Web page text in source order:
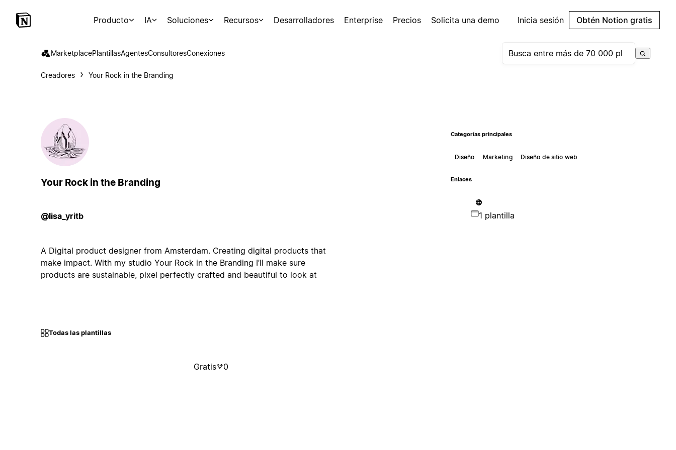
Producto IA Soluciones Recursos Desarrolladores Enterprise Precios Solicita una demo Inicia sesión Obtén Notion gratis
MarketplacePlantillasAgentesConsultoresConexiones
Creadores Your Rock in the Branding
Your Rock in the Branding
@lisa_yritb
A Digital product designer from Amsterdam. Creating digital products that
make impact. With my studio Your Rock in the Branding I’ll make sure
products are sustainable, pixel perfectly crafted and beautiful to look at
Categorías principales
Diseño Marketing Diseño de sitio web
Enlaces
1 plantilla
Todas las plantillas
Gratis 0